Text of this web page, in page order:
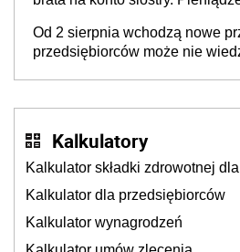
będzie
Od 2 sierpnia wchodzą nowe
przedsiębiorców może nie
Kalkulatory
Kalkulator składki zdrowotnej
Kalkulator dla przedsiębiorców
Kalkulator wynagrodzeń